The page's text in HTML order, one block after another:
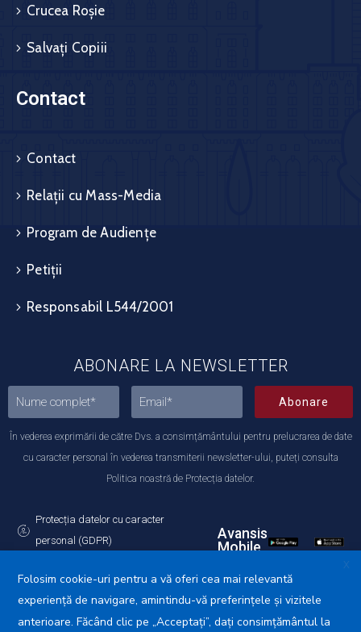
Crucea Roșie
Salvați Copiii
Contact
Contact
Relații cu Mass-Media
Program de Audiențe
Petiții
Responsabil L544/2001
ABONARE LA NEWSLETTER
Abonare
În vederea exprimării de către Dvs. a consimțământului pentru prelucrarea de date
cu caracter personal în vederea transmiterii newsletter-ului, puteți consulta
Politica noastră de Protecția datelor.
Protecția datelor cu caracter
personal (GDPR)
Avansis
Mobile
X
Folosim cookie-uri pentru a vă oferi cea mai relevantă
experiență de navigare, amintindu-vă preferințele și vizitele
anterioare. Făcând clic pe „Acceptați”, dați consimțământul la